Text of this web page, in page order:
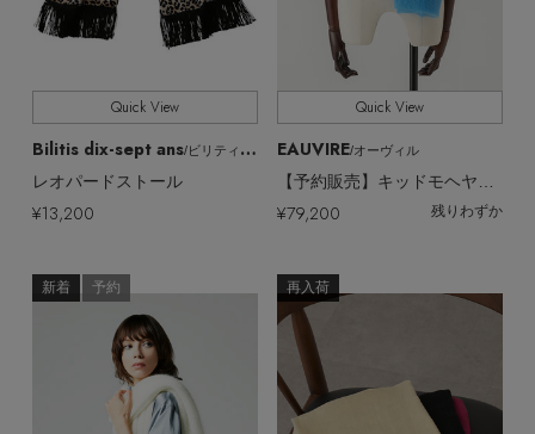
Quick View
Bilitis dix-sept ans/ビリティス・ディセッタン
レオパードストール
¥13,200
Quick View
EAUVIRE/オーヴィル
¥79,200 残りわずか
新着 予約 再入荷